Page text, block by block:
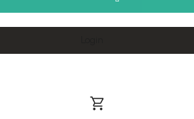
Warenkorb